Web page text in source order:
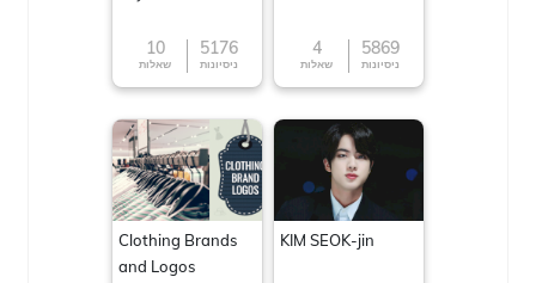
10
שאלות
5176
ניסיונות
4
שאלות
5869
ניסיונות
Clothing Brands
and Logos
KIM SEOK-jin